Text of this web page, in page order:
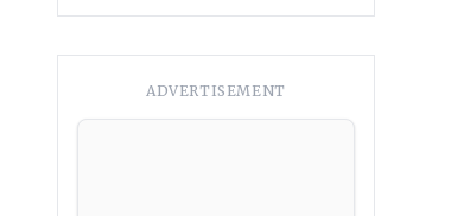
ADVERTISEMENT